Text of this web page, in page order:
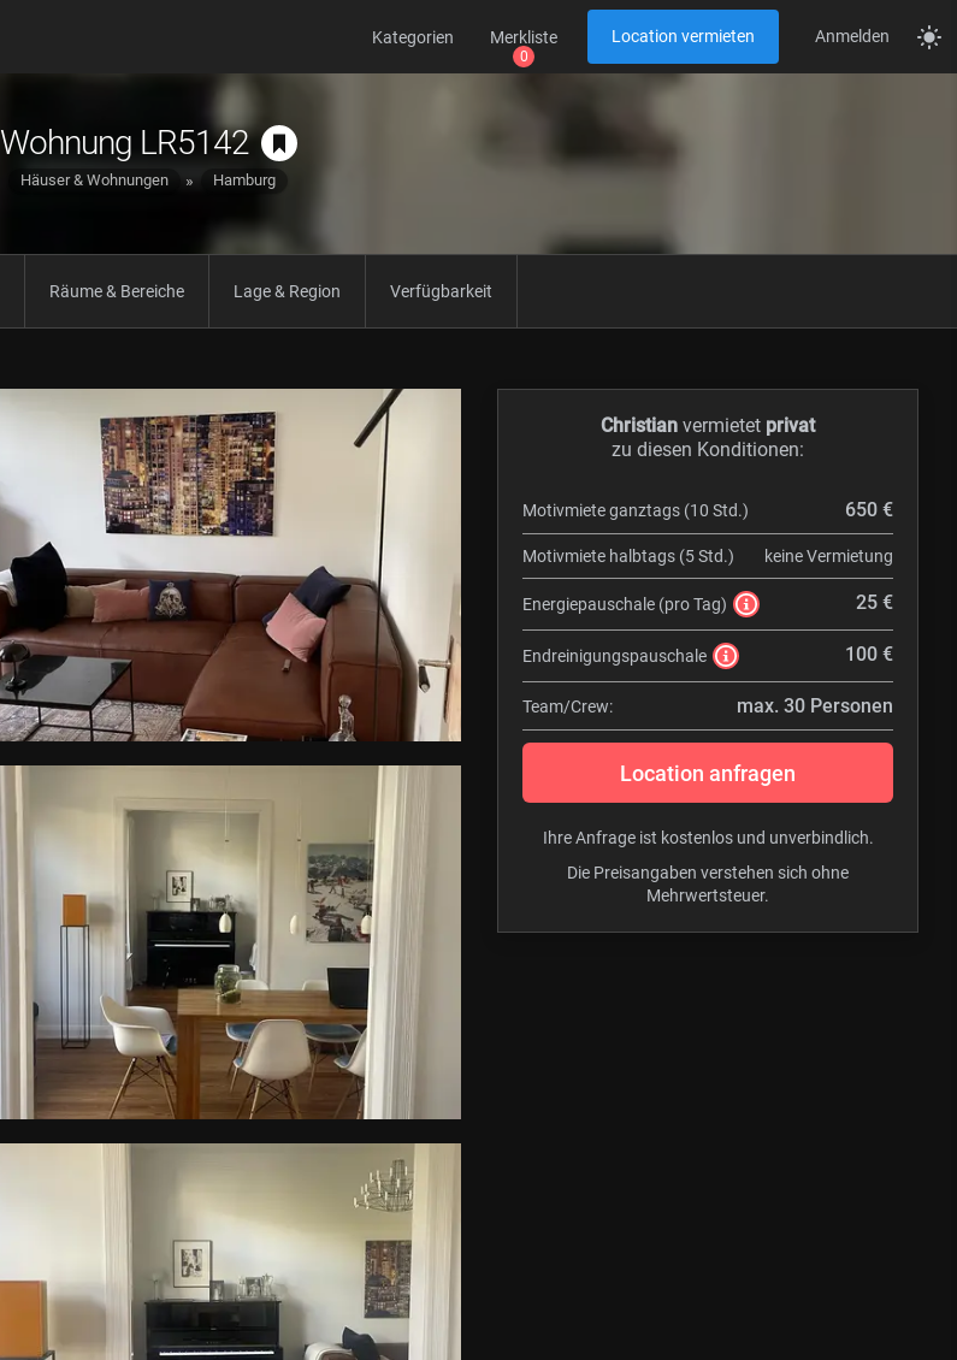
Kategorien Merkliste Location vermieten Anmelden
Wohnung LR5142
Häuser & Wohnungen Hamburg
Räume & Bereiche Lage & Region Verfügbarkeit
Christian vermietet privat
zu diesen Konditionen:
Motivmiete ganztags (10 Std.) 650 €
Motivmiete halbtags (5 Std.) keine Vermietung
Energiepauschale (pro Tag) 25 €
Endreinigungspauschale 100 €
Team/Crew: max. 30 Personen
Location anfragen
Ihre Anfrage ist kostenlos und unverbindlich.
Die Preisangaben verstehen sich ohne
Mehrwertsteuer.